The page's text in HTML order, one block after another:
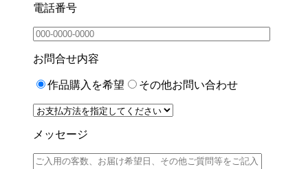
電話番号
お問合せ内容
作品購入を希望 その他お問い合わせ
メッセージ